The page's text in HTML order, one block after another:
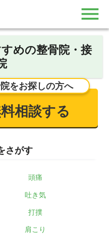
めの整骨院・接
をお探しの方へ
相談する
さがす
頭痛
吐き気
打撲
肩こり